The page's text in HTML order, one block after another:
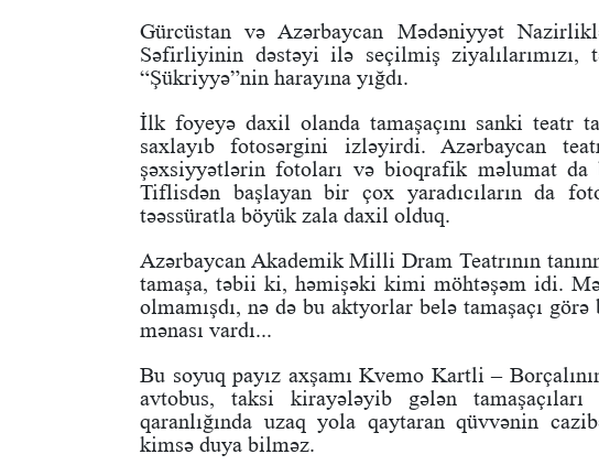
Gürcüstan və Azərbaycan Mədəniyyət
Səfirliyinin dəstəyi ilə seçilmiş ziyalılarımızı,
“Şükriyyə”nin harayına yığdı.
İlk foyeyə daxil olanda tamaşaçını sanki teatr
saxlayıb fotosərgini izləyirdi. Azərbaycan
şəxsiyyətlərin fotoları və bioqrafik məlumat da
Tiflisdən başlayan bir çox yaradıcıların da
təəssüratla böyük zala daxil olduq.
Azərbaycan Akademik Milli Dram Teatrının
tamaşa, təbii ki, həmişəki kimi möhtəşəm idi.
olmamışdı, nə də bu aktyorlar belə tamaşaçı
mənası vardı...
Bu soyuq payız axşamı Kvemo Kartli –
avtobus, taksi kirayələyib gələn tamaşaçıları
qaranlığında uzaq yola qaytaran qüvvənin
kimsə duya bilməz.